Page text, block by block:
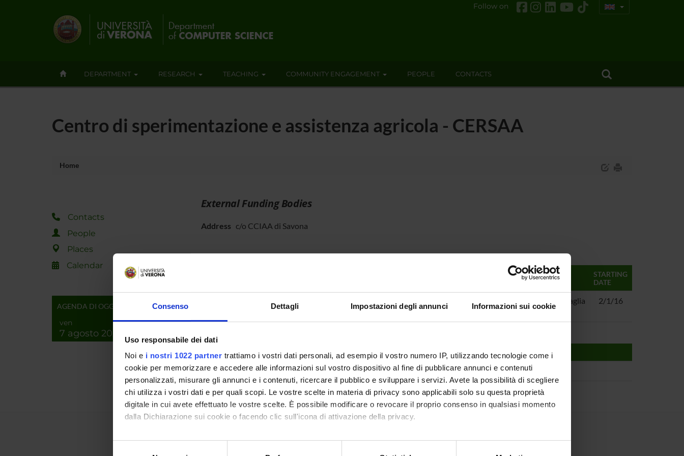
Consenso Dettagli Impostazioni degli annunci Informazioni sui cookie
Uso responsabile dei dati
Noi e i nostri 1022 partner trattiamo i vostri dati personali, ad esempio il vostro numero IP, utilizzando tecnologie come i
cookie per memorizzare e accedere alle informazioni sul vostro dispositivo al fine di pubblicare annunci e contenuti
personalizzati, misurare gli annunci e i contenuti, ricercare il pubblico e sviluppare i servizi. Avete la possibilità di scegliere
chi utilizza i vostri dati e per quali scopi. Le vostre scelte in materia di privacy sono applicabili solo su questa proprietà
digitale in cui avete effettuato le vostre scelte. È possibile modificare o revocare il proprio consenso in qualsiasi momento
dalla Dichiarazione sui cookie o facendo clic sull'icona di attivazione della privacy.
Con il tuo consenso, vorremmo anche:
Follow on
DEPARTMENT RESEARCH TEACHING COMMUNITY ENGAGEMENT PEOPLE CONTACTS
Centro di sperimentazione e assistenza agricola - CERSAA
Home
Contacts
People
Places
Calendar
AGENDA DI OGGI
ven
7 agosto 2026
External Funding Bodies
Address c/o CCIAA di Savona
MANAGERS
STARTING
DATE
previsione delle infezioni agricole
Davide Quaglia 2/1/16
FOUNDING NUMBERS
YEAR
NUMBER
2016 1
Share